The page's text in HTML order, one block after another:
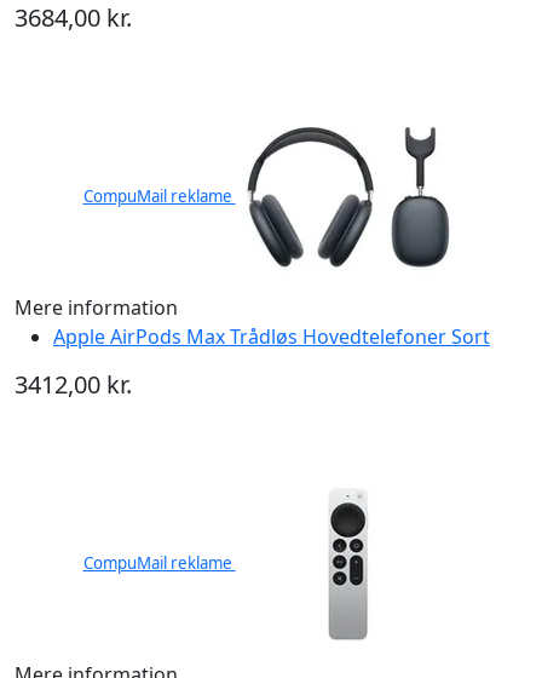
3684,00 kr.
CompuMail reklame
Mere information
Apple AirPods Max Trådløs Hovedtelefoner Sort
3412,00 kr.
CompuMail reklame